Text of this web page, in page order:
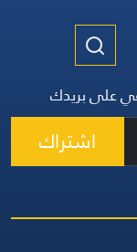
على بريدك
اشتراك